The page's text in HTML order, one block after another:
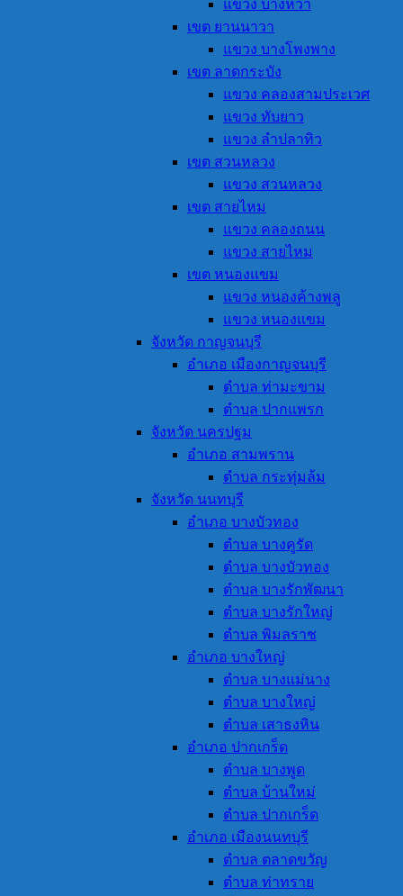
แขวง บางหว้า
เขต ยานนาวา
แขวง บางโพงพาง
เขต ลาดกระบัง
แขวง คลองสามประเวศ
แขวง ทับยาว
แขวง ลำปลาทิว
เขต สวนหลวง
แขวง สวนหลวง
เขต สายไหม
แขวง คลองถนน
แขวง สายไหม
เขต หนองแขม
แขวง หนองค้างพลู
แขวง หนองแขม
จังหวัด กาญจนบุรี
อำเภอ เมืองกาญจนบุรี
ตำบล ท่ามะขาม
ตำบล ปากแพรก
จังหวัด นครปฐม
อำเภอ สามพราน
ตำบล กระทุ่มล้ม
จังหวัด นนทบุรี
อำเภอ บางบัวทอง
ตำบล บางคูรัด
ตำบล บางบัวทอง
ตำบล บางรักพัฒนา
ตำบล บางรักใหญ่
ตำบล พิมลราช
อำเภอ บางใหญ่
ตำบล บางแม่นาง
ตำบล บางใหญ่
ตำบล เสาธงหิน
อำเภอ ปากเกร็ด
ตำบล บางพูด
ตำบล บ้านใหม่
ตำบล ปากเกร็ด
อำเภอ เมืองนนทบุรี
ตำบล ตลาดขวัญ
ตำบล ท่าทราย